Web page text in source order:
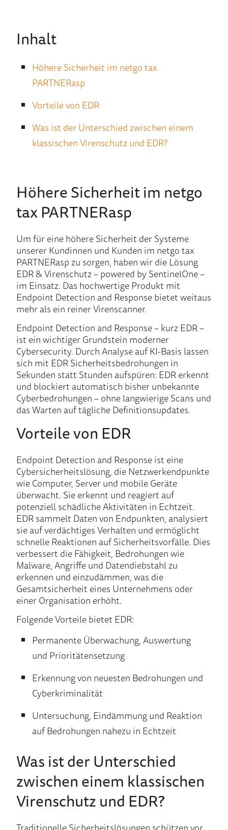
Inhalt
Höhere Sicherheit im netgo tax
PARTNERasp
Vorteile von EDR
Was ist der Unterschied zwischen einem
klassischen Virenschutz und EDR?
Höhere Sicherheit im netgo
tax PARTNERasp
Um für eine höhere Sicherheit der Systeme
unserer Kundinnen und Kunden im netgo tax
PARTNERasp zu sorgen, haben wir die Lösung
EDR & Virenschutz – powered by SentinelOne –
im Einsatz. Das hochwertige Produkt mit
Endpoint Detection and Response bietet weitaus
mehr als ein reiner Virenscanner.
Endpoint Detection and Response – kurz EDR –
ist ein wichtiger Grundstein moderner
Cybersecurity. Durch Analyse auf KI-Basis lassen
sich mit EDR Sicherheitsbedrohungen in
Sekunden statt Stunden aufspüren: EDR erkennt
und blockiert automatisch bisher unbekannte
Cyberbedrohungen – ohne langwierige Scans und
das Warten auf tägliche Definitionsupdates.
Vorteile von EDR
Endpoint Detection and Response ist eine
Cybersicherheitslösung, die Netzwerkendpunkte
wie Computer, Server und mobile Geräte
überwacht. Sie erkennt und reagiert auf
potenziell schädliche Aktivitäten in Echtzeit.
EDR sammelt Daten von Endpunkten, analysiert
sie auf verdächtiges Verhalten und ermöglicht
schnelle Reaktionen auf Sicherheitsvorfälle. Dies
verbessert die Fähigkeit, Bedrohungen wie
Malware, Angriffe und Datendiebstahl zu
erkennen und einzudämmen, was die
Gesamtsicherheit eines Unternehmens oder
einer Organisation erhöht.
Folgende Vorteile bietet EDR:
Permanente Überwachung, Auswertung
und Prioritätensetzung
Erkennung von neuesten Bedrohungen und
Cyberkriminalität
Untersuchung, Eindämmung und Reaktion
auf Bedrohungen nahezu in Echtzeit
Was ist der Unterschied
zwischen einem klassischen
Virenschutz und EDR?